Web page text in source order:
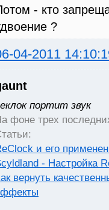
- кто
?
04-2011
портит звук
фоне трех
и его
- Настройка
вернуть